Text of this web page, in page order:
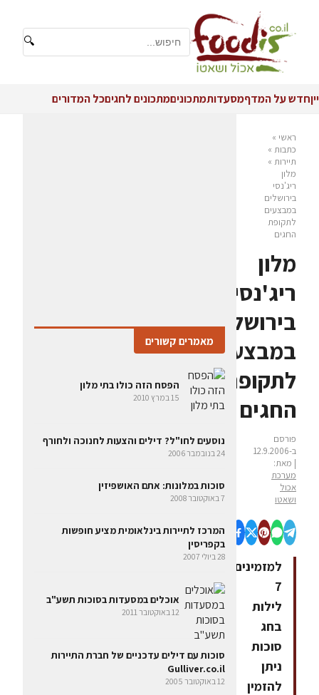
🔍
ייןחדש על המדףמסעדותמתכוניםמתכונים לחגיםכל המדורים
ראשי »
כתבות »
תיירות »
מלון
ריג'נסי
בירושלים
במבצעים
לתקופת
החגים
מלון
ריג'נסי
בירושלים
במבצעים
לתקופת
החגים
פורסם
ב-12.9.2006
| מאת:
מערכת
אכול
ושאטו
למזמינים
7
לילות
בחג
סוכות
ניתן
להזמין
מאמרים קשורים
הפסח הזה כולו בתי מלון
15 במרץ 2010
נוסעים לחו"ל? דילים והצעות לחנוכה ולחורף
24 בנובמבר 2006
סוכות במלונות: אתם האושפיזין
7 באוקטובר 2008
המרכז לתיירות בינלאומית מציע חופשות
בקפריסין
28 ביולי 2007
אוכלים במסעדות בסוכות תשע"ב
12 באוקטובר 2011
סוכות עם דילים עדכניים של חברת התיירות
Gulliver.co.il
12 באוקטובר 2005